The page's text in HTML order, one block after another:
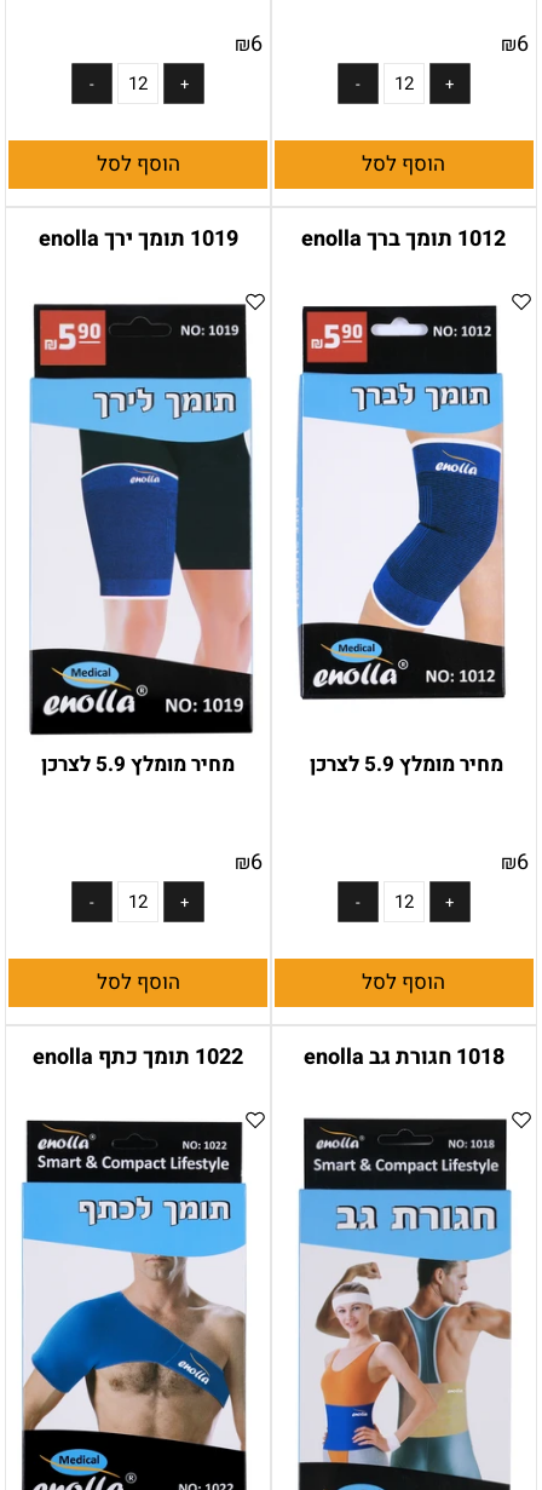
₪6
הוסף לסל
₪6
הוסף לסל
1012 תומך ברך enolla
מחיר מומלץ 5.9 לצרכן
₪6
הוסף לסל
1019 תומך ירך enolla
מחיר מומלץ 5.9 לצרכן
₪6
הוסף לסל
1018 חגורת גב enolla 1022 תומך כתף enolla